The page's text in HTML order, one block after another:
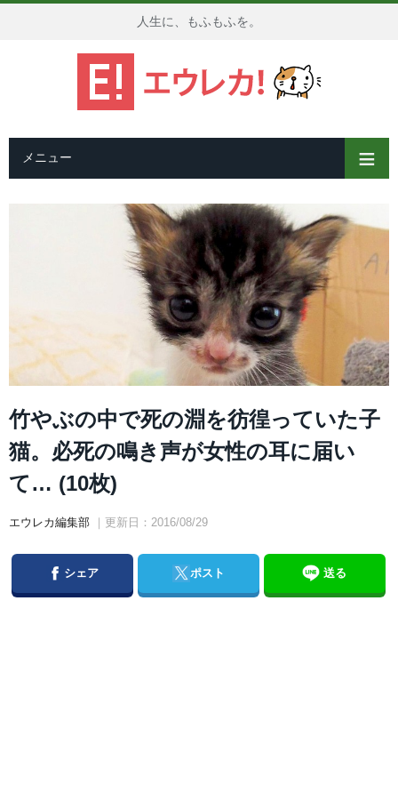
人生に、もふもふを。
メニュー
竹やぶの中で死の淵を彷徨っていた子
猫。必死の鳴き声が女性の耳に届い
て… (10枚)
エウレカ編集部 ｜更新日：2016/08/29
Facebook
シェア Twitterポスト 送る